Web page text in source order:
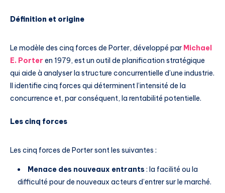
Définition et origine
Le modèle des cinq forces de Porter, développé par Michael
E. Porter en 1979, est un outil de planification stratégique
qui aide à analyser la structure concurrentielle d’une industrie.
Il identifie cinq forces qui déterminent l’intensité de la
concurrence et, par conséquent, la rentabilité potentielle.
Les cinq forces
Les cinq forces de Porter sont les suivantes :
Menace des nouveaux entrants : la facilité ou la
difficulté pour de nouveaux acteurs d’entrer sur le marché.